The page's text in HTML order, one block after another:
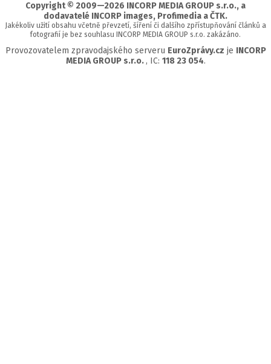
Copyright © 2009—2026 INCORP MEDIA GROUP s.r.o., a
dodavatelé INCORP images, Profimedia a ČTK.
Jakékoliv užití obsahu včetně převzetí, šíření či dalšího zpřístupňování článků a
fotografií je bez souhlasu INCORP MEDIA GROUP s.r.o. zakázáno.
Provozovatelem zpravodajského serveru EuroZprávy.cz je INCORP
MEDIA GROUP s.r.o. , IC: 118 23 054.